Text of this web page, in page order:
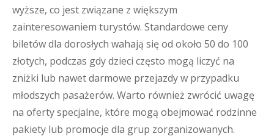
wyższe, co jest związane z większym
zainteresowaniem turystów. Standardowe ceny
biletów dla dorosłych wahają się od około 50 do 100
złotych, podczas gdy dzieci często mogą liczyć na
zniżki lub nawet darmowe przejazdy w przypadku
młodszych pasażerów. Warto również zwrócić uwagę
na oferty specjalne, które mogą obejmować rodzinne
pakiety lub promocje dla grup zorganizowanych.